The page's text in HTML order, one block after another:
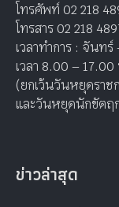
โทรศัพท์ 02 218
โทรสาร 02 218
เวลาทำการ : จันทร์
เวลา 8.00 – 17.00
(ยกเว้นวันหยุดราช
และวันหยุดนักขัตฤ
ข่าวล่าสุด